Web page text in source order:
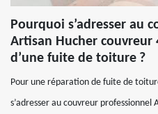
Pourquoi s’adresser au
Artisan Hucher
d’une fuite de toiture ?
Pour une réparation de fuite de
s’adresser au couvreur